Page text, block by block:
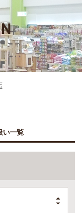
い一覧